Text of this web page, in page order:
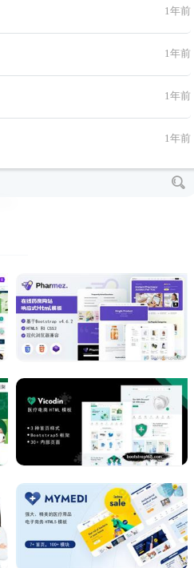
1年前
1年前
1年前
1年前